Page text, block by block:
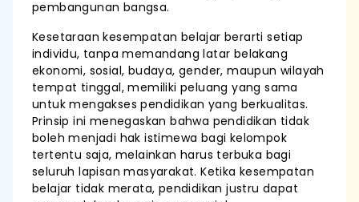
pembangunan bangsa.
Kesetaraan kesempatan belajar berarti setiap
individu, tanpa memandang latar belakang
ekonomi, sosial, budaya, gender, maupun wilayah
tempat tinggal, memiliki peluang yang sama
untuk mengakses pendidikan yang berkualitas.
Prinsip ini menegaskan bahwa pendidikan tidak
boleh menjadi hak istimewa bagi kelompok
tertentu saja, melainkan harus terbuka bagi
seluruh lapisan masyarakat. Ketika kesempatan
belajar tidak merata, pendidikan justru dapat